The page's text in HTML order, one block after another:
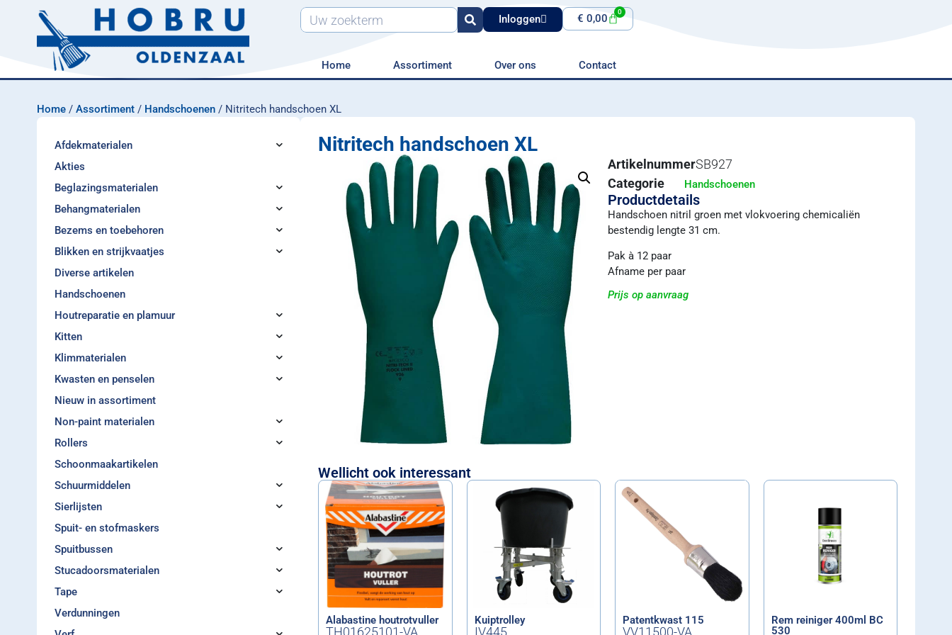
Inloggen € 0,00
0
Home Assortiment Over ons Contact
Home / Assortiment / Handschoenen / Nitritech handschoen XL
Afdekmaterialen
Akties
Beglazingsmaterialen
Behangmaterialen
Bezems en toebehoren
Blikken en strijkvaatjes
Diverse artikelen
Handschoenen
Houtreparatie en plamuur
Kitten
Klimmaterialen
Kwasten en penselen
Nieuw in assortiment
Non-paint materialen
Rollers
Schoonmaakartikelen
Schuurmiddelen
Sierlijsten
Spuit- en stofmaskers
Spuitbussen
Stucadoorsmaterialen
Tape
Verdunningen
Nitritech handschoen XL
ArtikelnummerSB927
Categorie
Handschoenen
Productdetails
Handschoen nitril groen met vlokvoering chemicaliën
bestendig lengte 31 cm.
Pak à 12 paar
Afname per paar
Prijs op aanvraag
Wellicht ook interessant
Alabastine houtrotvuller
TH01625101-VA
Kuiptrolley
IV445
Patentkwast 115
VV11500-VA
Rem reiniger 400ml BC
530